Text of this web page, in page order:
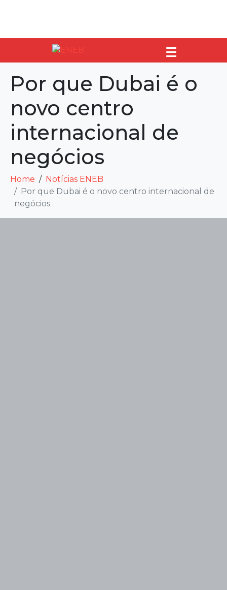
Por que Dubai é o
novo centro
internacional de
negócios
Home
Notícias ENEB
Por que Dubai é o novo centro internacional de
negócios